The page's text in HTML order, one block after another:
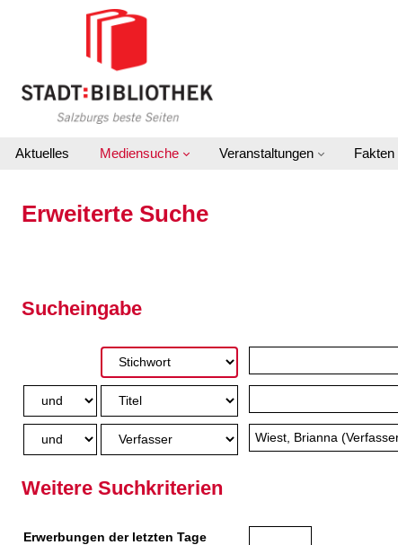
Zur erweiterten Suche springen
Aktuelles Mediensuche Veranstaltungen Fakten
Erweiterte Suche
Sucheingabe
Weitere Suchkriterien
Erwerbungen der letzten Tage